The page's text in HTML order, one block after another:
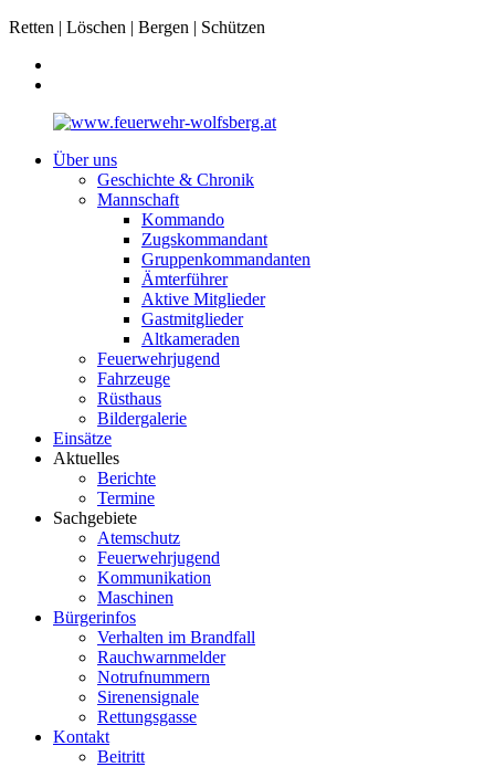
Retten | Löschen | Bergen | Schützen
Über uns
Geschichte & Chronik
Mannschaft
Kommando
Zugskommandant
Gruppenkommandanten
Ämterführer
Aktive Mitglieder
Gastmitglieder
Altkameraden
Feuerwehrjugend
Fahrzeuge
Rüsthaus
Bildergalerie
Einsätze
Aktuelles
Berichte
Termine
Sachgebiete
Atemschutz
Feuerwehrjugend
Kommunikation
Maschinen
Bürgerinfos
Verhalten im Brandfall
Rauchwarnmelder
Notrufnummern
Sirenensignale
Rettungsgasse
Kontakt
Beitritt